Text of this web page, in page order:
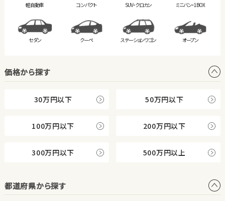
軽自動車 コンパクト SUV・クロカン ミニバン・1BOX
セダン クーペ ステーションワゴン オープン
価格から探す
30万円以下 50万円以下
100万円以下 200万円以下
300万円以下 500万円以上
都道府県から探す